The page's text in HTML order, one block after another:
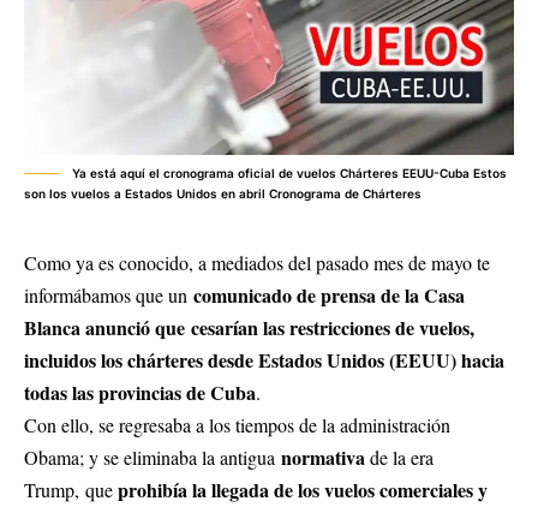
Ya está aquí el cronograma oficial de vuelos Chárteres EEUU-Cuba Estos
son los vuelos a Estados Unidos en abril Cronograma de Chárteres
Como ya es conocido, a mediados del pasado mes de mayo te
informábamos que un comunicado de prensa de la Casa
Blanca anunció que cesarían las restricciones de vuelos,
incluidos los chárteres desde Estados Unidos (EEUU) hacia
todas las provincias de Cuba.
Con ello, se regresaba a los tiempos de la administración
Obama; y se eliminaba la antigua normativade la era
Trump, queprohibía la llegada de los vuelos comerciales y